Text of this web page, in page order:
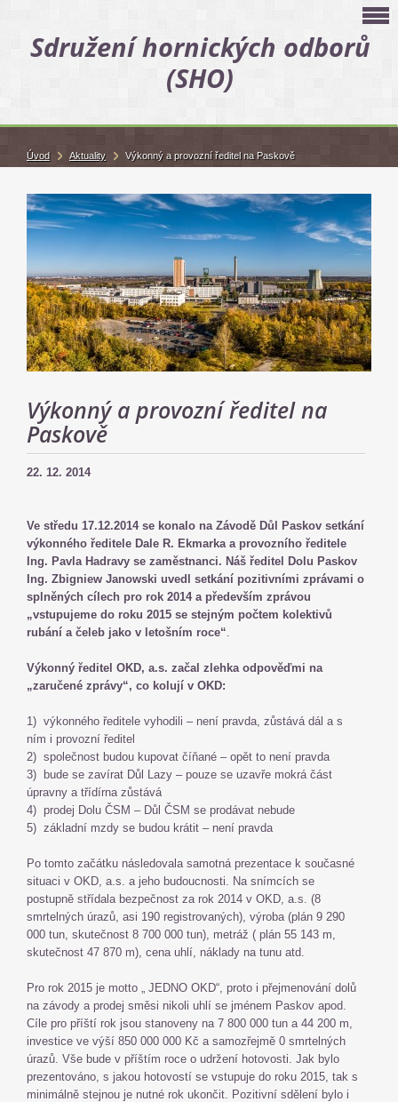
Sdružení hornických odborů
(SHO)
Výkonný a provozní ředitel na
Paskově
22. 12. 2014
Ve středu 17.12.2014 se konalo na Závodě Důl Paskov setkání
výkonného ředitele Dale R. Ekmarka a provozního ředitele
Ing. Pavla Hadravy se zaměstnanci. Náš ředitel Dolu Paskov
Ing. Zbigniew Janowski uvedl setkání pozitivními zprávami o
splněných cílech pro rok 2014 a především zprávou
„vstupujeme do roku 2015 se stejným počtem kolektivů
rubání a čeleb jako v letošním roce“.
Výkonný ředitel OKD, a.s. začal zlehka odpověďmi na
„zaručené zprávy“, co kolují v OKD:
1) výkonného ředitele vyhodili – není pravda, zůstává dál a s
ním i provozní ředitel
2) společnost budou kupovat číňané – opět to není pravda
3) bude se zavírat Důl Lazy – pouze se uzavře mokrá část
úpravny a třídírna zůstává
4) prodej Dolu ČSM – Důl ČSM se prodávat nebude
5) základní mzdy se budou krátit – není pravda
Po tomto začátku následovala samotná prezentace k současné
situaci v OKD, a.s. a jeho budoucnosti. Na snímcích se
postupně střídala bezpečnost za rok 2014 v OKD, a.s. (8
smrtelných úrazů, asi 190 registrovaných), výroba (plán 9 290
000 tun, skutečnost 8 700 000 tun), metráž ( plán 55 143 m,
skutečnost 47 870 m), cena uhlí, náklady na tunu atd.
Pro rok 2015 je motto „ JEDNO OKD“, proto i přejmenování dolů
na závody a prodej směsi nikoli uhlí se jménem Paskov apod.
Cíle pro příští rok jsou stanoveny na 7 800 000 tun a 44 200 m,
investice ve výší 850 000 000 Kč a samozřejmě 0 smrtelných
úrazů. Vše bude v příštím roce o udržení hotovosti. Jak bylo
prezentováno, s jakou hotovostí se vstupuje do roku 2015, tak s
minimálně stejnou je nutné rok ukončit. Pozitivní sdělení bylo i
Úvod Aktuality Výkonný a provozní ředitel na Paskově